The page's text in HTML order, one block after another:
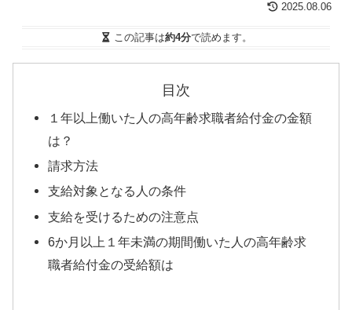
2025.08.06
この記事は約4分で読めます。
目次
１年以上働いた人の高年齢求職者給付金の金額
は？
請求方法
支給対象となる人の条件
支給を受けるための注意点
6か月以上１年未満の期間働いた人の高年齢求
職者給付金の受給額は